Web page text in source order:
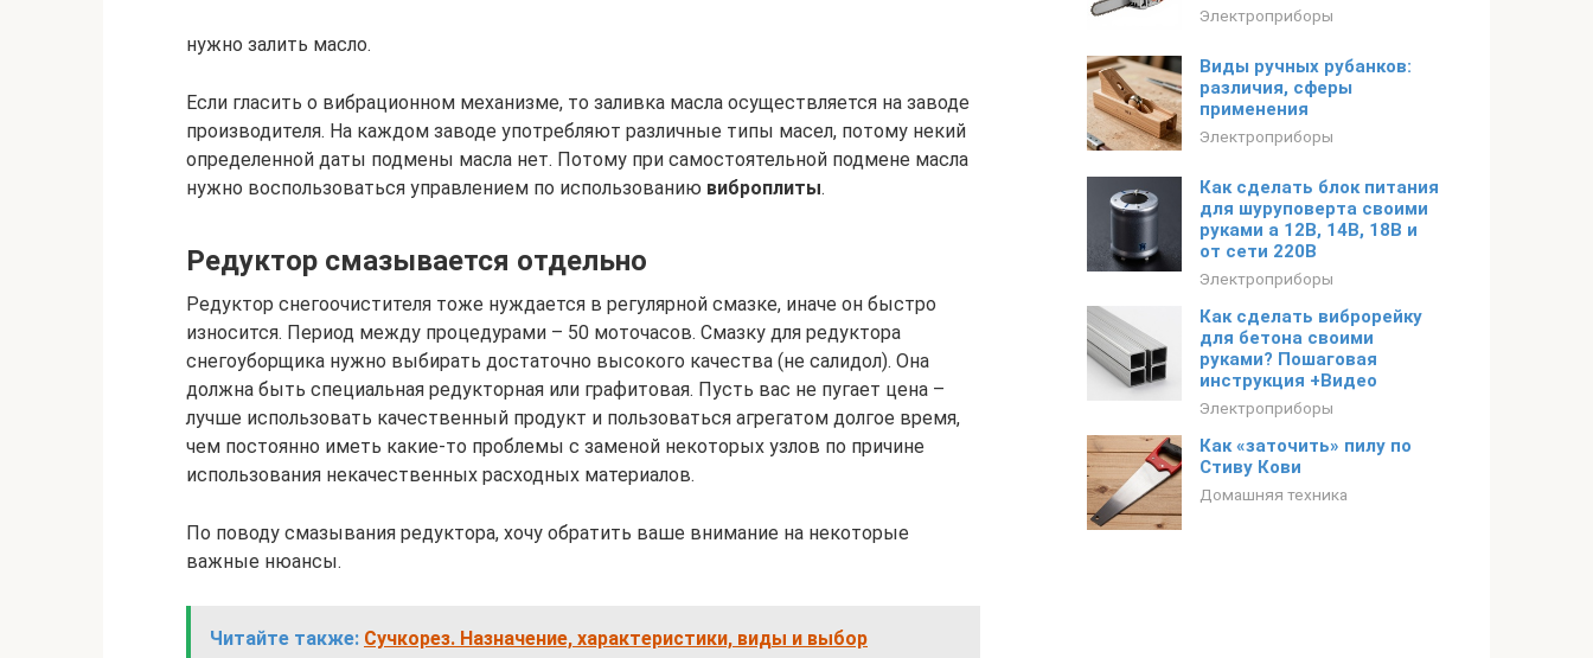
нужно залить масло.
Если гласить о вибрационном механизме, то заливка масла осуществляется на заводе
производителя. На каждом заводе употребляют различные типы масел, потому некий
определенной даты подмены масла нет. Потому при самостоятельной подмене масла
нужно воспользоваться управлением по использованию виброплиты.
Редуктор смазывается отдельно
Редуктор снегоочистителя тоже нуждается в регулярной смазке, иначе он быстро
износится. Период между процедурами – 50 моточасов. Смазку для редуктора
снегоуборщика нужно выбирать достаточно высокого качества (не салидол). Она
должна быть специальная редукторная или графитовая. Пусть вас не пугает цена –
лучше использовать качественный продукт и пользоваться агрегатом долгое время,
чем постоянно иметь какие-то проблемы с заменой некоторых узлов по причине
использования некачественных расходных материалов.
По поводу смазывания редуктора, хочу обратить ваше внимание на некоторые
важные нюансы.
Читайте также: Сучкорез. Назначение, характеристики, виды и выбор
Электроприборы
Виды ручных рубанков:
различия, сферы
применения
Электроприборы
Как сделать блок питания
для шуруповерта своими
руками а 12В, 14В, 18В и
от сети 220В
Электроприборы
Как сделать виброрейку
для бетона своими
руками? Пошаговая
инструкция +Видео
Электроприборы
Как «заточить» пилу по
Стиву Кови
Домашняя техника